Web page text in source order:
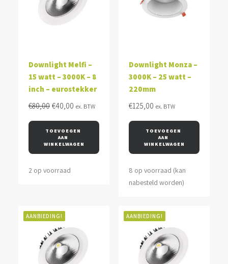
Downlight Melfi –
15 watt – 3000K – 8
inch – eurostekker
€80,00 Oorspronkelijke
was:
€80,00.
€40,00 Huidige
is:
€40,00.
ex. BTW
TOEVOEGEN
AAN
WINKELWAGEN
2 op voorraad
Downlight Monza –
3000K – 25 watt –
220mm
€125,00 ex. BTW
TOEVOEGEN
AAN
WINKELWAGEN
8 op voorraad (kan
nabesteld worden)
AANBIEDING! AANBIEDING!